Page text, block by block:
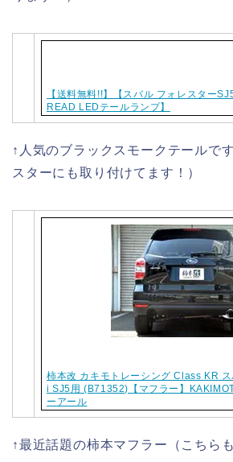
【送料無料!!】【スバル フォレスター
READ LEDテールランプ】
↑人気のブラックスモークテールで
スターにも取り付けてます！）
柿本改 カキモトレーシング Class KR
i SJ5用 (B71352)【マフラー】
ーアール
↑最近話題の柿本マフラー（こちら